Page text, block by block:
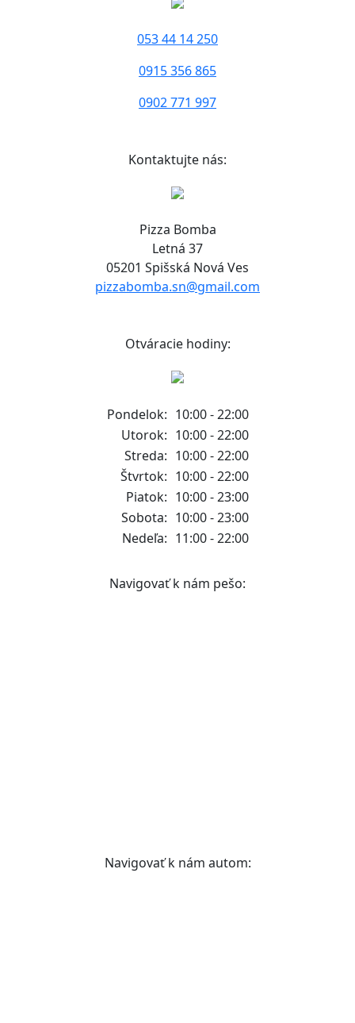
053 44 14 250
0915 356 865
0902 771 997
Kontaktujte nás:
Pizza Bomba
Letná 37
05201 Spišská Nová Ves
pizzabomba.sn@gmail.com
Otváracie hodiny:
Pondelok: 10:00 - 22:00
Utorok: 10:00 - 22:00
Streda: 10:00 - 22:00
Štvrtok: 10:00 - 22:00
Piatok: 10:00 - 23:00
Sobota: 10:00 - 23:00
Nedeľa: 11:00 - 22:00
Navigovať k nám pešo:
Navigovať k nám autom: